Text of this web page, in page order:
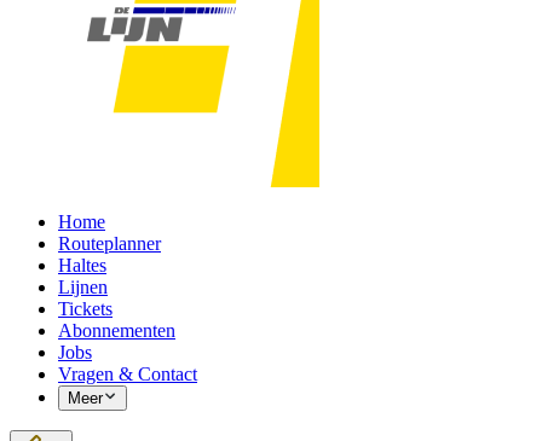
Home
Routeplanner
Haltes
Lijnen
Tickets
Abonnementen
Jobs
Vragen & Contact
Meer